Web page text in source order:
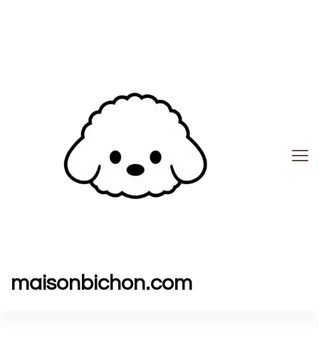
maisonbichon.com